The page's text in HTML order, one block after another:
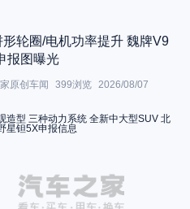
形轮圈/电机功率提升 魏牌V9
报图曝光
原创车闻 399浏览 2026/08/07